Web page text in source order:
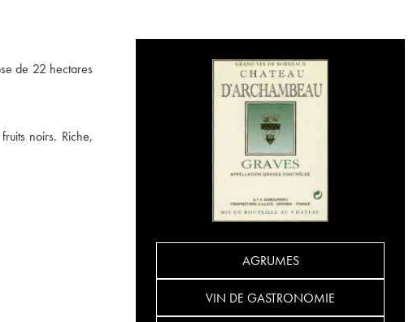
de 22 hectares
noirs. Riche,
AGRUMES
VIN DE GASTRONOMIE